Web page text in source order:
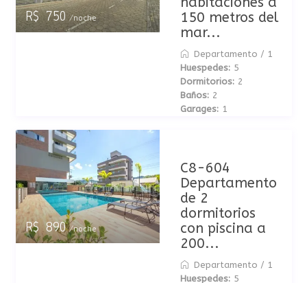
R$ 750/noche
150 metros del
mar...
Departamento / 1
Huespedes: 5
Dormitorios: 2
Baños: 2
Garages: 1
R$ 890/noche
C8-604
Departamento
de 2
dormitorios
con piscina a
200...
Departamento / 1
Huespedes: 5